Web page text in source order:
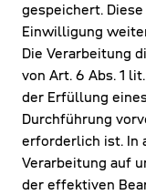
gespeichert.
Einwilligung
Die Verarbeitung
von Art. 6 Abs. 1
der Erfüllung
Durchführung
erforderlich ist. In
Verarbeitung auf
der effektiven